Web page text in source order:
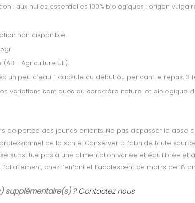
: aux huiles essentielles 100% biologiques : origan
non disponible.
- Agriculture UE).
un peu d’eau. 1 capsule au début ou pendant le repas, 3
variations sont dues au caractère naturel et biologique
de portée des jeunes enfants. Ne pas dépasser la dose
de la santé. Conserver à l’abri de toute
substitue pas à une alimentation variée et équilibrée et
chez l’enfant et l’adolescent de moins de 18
supplémentaire(s) ?Contactez nous